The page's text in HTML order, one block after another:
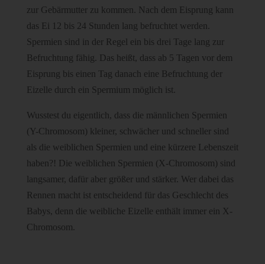
zur Gebärmutter zu kommen. Nach dem Eisprung kann
das Ei 12 bis 24 Stunden lang befruchtet werden.
Spermien sind in der Regel ein bis drei Tage lang zur
Befruchtung fähig. Das heißt, dass ab 5 Tagen vor dem
Eisprung bis einen Tag danach eine Befruchtung der
Eizelle durch ein Spermium möglich ist.
Wusstest du eigentlich, dass die männlichen Spermien
(Y-Chromosom) kleiner, schwächer und schneller sind
als die weiblichen Spermien und eine kürzere Lebenszeit
haben?! Die weiblichen Spermien (X-Chromosom) sind
langsamer, dafür aber größer und stärker. Wer dabei das
Rennen macht ist entscheidend für das Geschlecht des
Babys, denn die weibliche Eizelle enthält immer ein X-
Chromosom.